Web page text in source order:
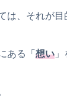
は、それが目
ある「 想い